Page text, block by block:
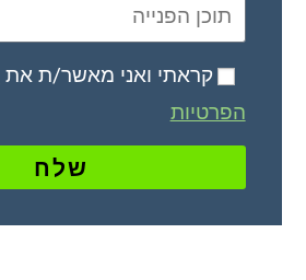
קראתי ואני מאשר/ת את
הפרטיות
שלח